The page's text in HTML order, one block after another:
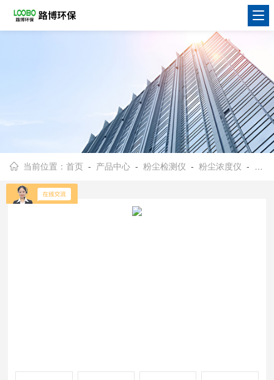
当前位置：首页 - 产品中心 -粉尘检测仪 -粉尘浓度仪 - PC-3A粉尘浓度检测仪可夜间应用